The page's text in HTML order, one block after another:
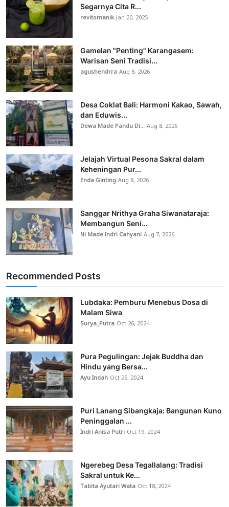
Segarnya Cita R...
revitomanikJan 20, 2025
Gamelan "Penting" Karangasem:
Warisan Seni Tradisi...
agushendrraAug 8, 2026
Desa Coklat Bali: Harmoni Kakao, Sawah,
dan Eduwis...
Dewa Made Pandu Di...Aug 8, 2026
Jelajah Virtual Pesona Sakral dalam
Keheningan Pur...
Enda GintingAug 8, 2026
Sanggar Nrithya Graha Siwanataraja:
Membangun Seni...
Ni Made Indri CahyaniAug 7, 2026
Recommended Posts
Lubdaka: Pemburu Menebus Dosa di
Malam Siwa
Surya_Putra Oct 26, 2024
Pura Pegulingan: Jejak Buddha dan
Hindu yang Bersa...
Ayu Indah Oct 25, 2024
Puri Lanang Sibangkaja: Bangunan Kuno
Peninggalan ...
Indri Anisa Putri Oct 19, 2024
Ngerebeg Desa Tegallalang: Tradisi
Sakral untuk Ke...
Tabita Ayutari Wata Oct 18, 2024